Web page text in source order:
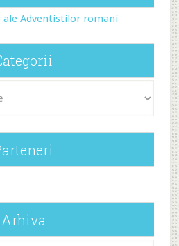
Adventistilor romani
Arhiva